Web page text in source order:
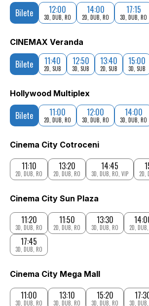
Bilete 12:00
3D, DUB, RO
14:00
2D, DUB, RO
17:15
3D, DUB, RO
CINEMAX Veranda
Bilete 11:40
2D, SUB
12:50
3D, SUB
13:40
2D, SUB
15:00
3D, SUB
Hollywood Multiplex
Bilete 11:00
2D, DUB, RO
12:00
3D, DUB, RO
14:00
3D, DUB, RO
Cinema City Cotroceni
11:10
2D, DUB, RO
13:20
2D, DUB, RO
14:45
3D, DUB, RO, VIP 2D,
Cinema City Sun Plaza
11:20
3D, DUB, RO
11:50
2D, DUB, RO
13:30
3D, DUB, RO 2D,
17:45
3D, DUB, RO
Cinema City Mega Mall
11:00
3D, DUB, RO
13:10
3D, DUB, RO
15:20
3D, DUB, RO 3D,